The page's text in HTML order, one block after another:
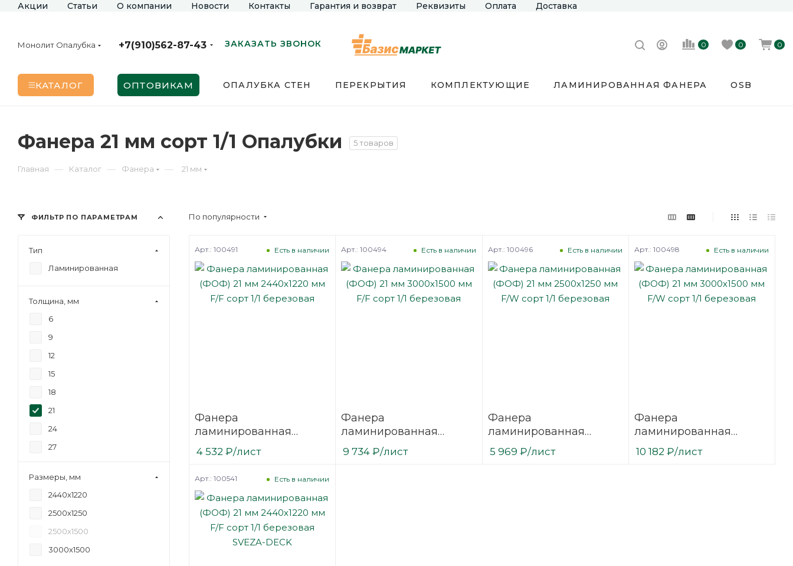
Акции Статьи О компании Новости Контакты Гарантия и возврат Реквизиты Оплата Доставка
Монолит Опалубка +7(910)562-87-43 ЗАКАЗАТЬ ЗВОНОК 0 0 0
КАТАЛОГ ОПТОВИКАМ ОПАЛУБКА СТЕН ПЕРЕКРЫТИЯ КОМПЛЕКТУЮЩИЕ ЛАМИНИРОВАННАЯ ФАНЕРА OSB
Фанера 21 мм сорт 1/1 Опалубки 5 товаров
Главная — Каталог — Фанера — 21 мм
По популярности
Фанера
ламинированная
(ФОФ) 21 мм 2440х1220
мм F/F сорт 1/1
Есть в наличии
Арт.: 100491
4 532 ₽/лист
Фанера
ламинированная
(ФОФ) 21 мм 3000х1500
мм F/F сорт 1/1
Есть в наличии
Арт.: 100494
9 734 ₽/лист
Фанера
ламинированная
(ФОФ) 21 мм 2500х1250
мм F/W сорт 1/1
Есть в наличии
Арт.: 100496
5 969 ₽/лист
Фанера
ламинированная
(ФОФ) 21 мм 3000х1500
мм F/W сорт 1/1
Есть в наличии
Арт.: 100498
10 182 ₽/лист
Есть в наличии
Арт.: 100541
ФИЛЬТР ПО ПАРАМЕТРАМ
Тип
Ламинированная
Толщина, мм
6
9
12
15
18
21
24
27
Размеры, мм
2440х1220
2500х1250
2500х1500
3000х1500